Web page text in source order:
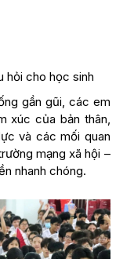
hỏi cho học sinh
gần gũi, các em
xúc của bản thân,
và các mối quan
mạng xã hội –
nhanh chóng.